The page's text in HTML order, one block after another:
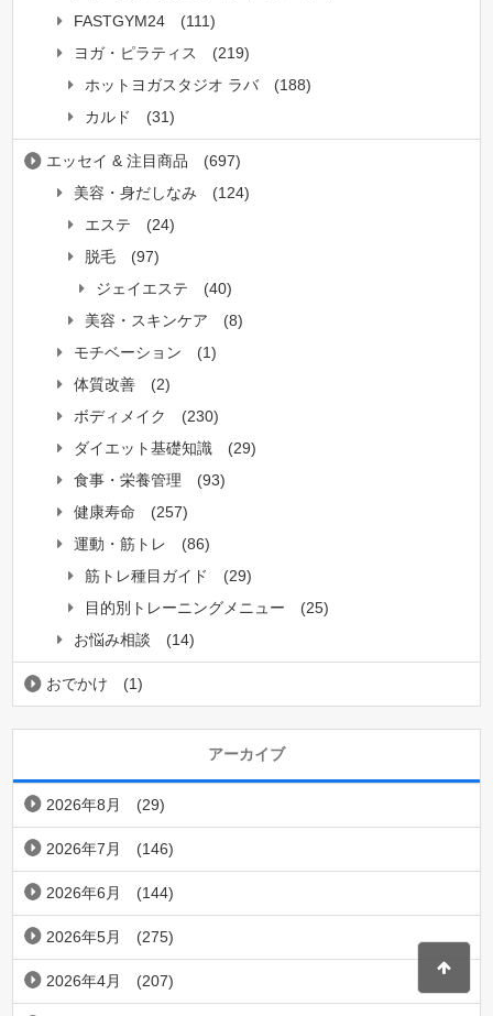
FASTGYM24
(111)
ヨガ・ピラティス
(219)
ホットヨガスタジオ ラバ
(188)
カルド
(31)
エッセイ & 注目商品
(697)
美容・身だしなみ
(124)
エステ
(24)
脱毛
(97)
ジェイエステ
(40)
美容・スキンケア
(8)
モチベーション
(1)
体質改善
(2)
ボディメイク
(230)
ダイエット基礎知識
(29)
食事・栄養管理
(93)
健康寿命
(257)
運動・筋トレ
(86)
筋トレ種目ガイド
(29)
目的別トレーニングメニュー
(25)
お悩み相談
(14)
おでかけ (1)
アーカイブ
2026年8月 (29)
2026年7月 (146)
2026年6月 (144)
2026年5月 (275)
2026年4月 (207)